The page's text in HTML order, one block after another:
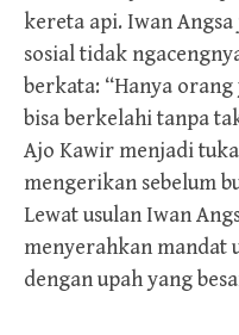
kereta api. Iwan
sosial tidak
berkata: “Hanya
bisa berkelahi tanpa
Ajo Kawir menjadi
mengerikan sebelum
Lewat usulan Iwan
menyerahkan mandat
dengan upah yang